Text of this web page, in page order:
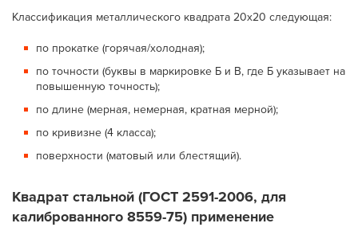
Классификация металлического квадрата 20х20 следующая:
по прокатке (горячая/холодная);
по точности (буквы в маркировке Б и В, где Б указывает на
повышенную точность);
по длине (мерная, немерная, кратная мерной);
по кривизне (4 класса);
поверхности (матовый или блестящий).
Квадрат стальной (ГОСТ 2591-2006, для
калиброванного 8559-75) применение